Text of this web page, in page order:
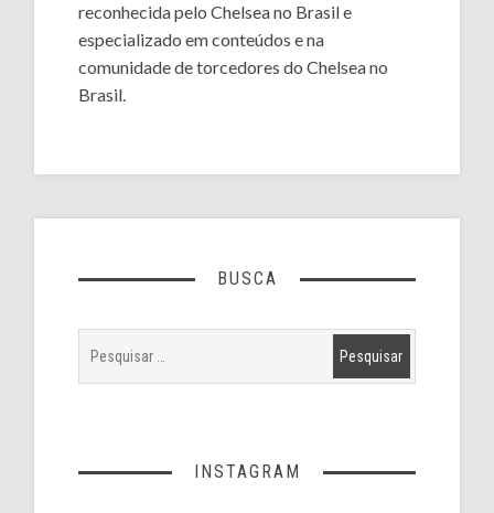
reconhecida pelo Chelsea no Brasil e
especializado em conteúdos e na
comunidade de torcedores do Chelsea no
Brasil.
BUSCA
INSTAGRAM